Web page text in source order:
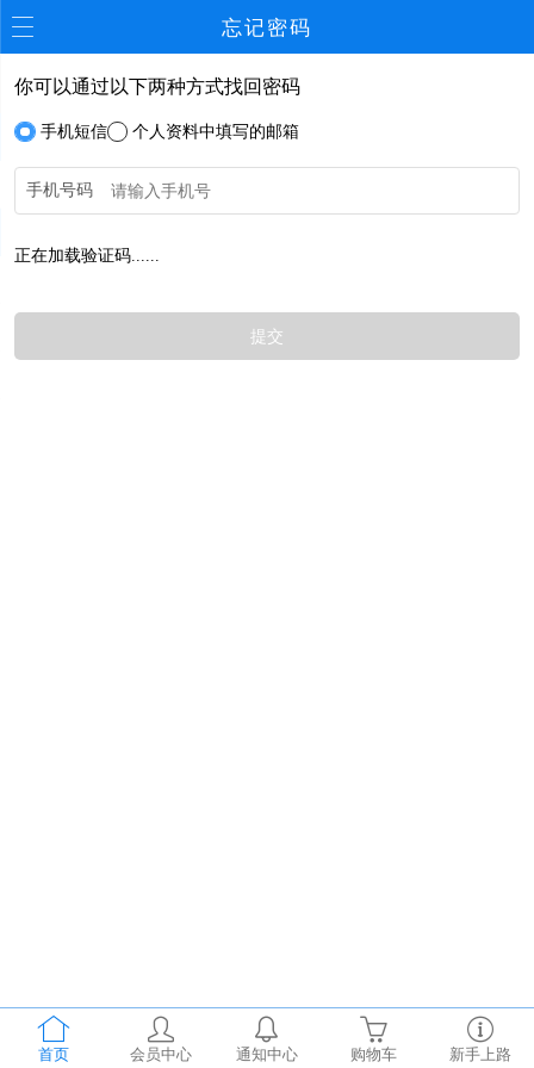
忘记密码
你可以通过以下两种方式找回密码
手机短信 个人资料中填写的邮箱
手机号码
正在加载验证码......
提交
首页 会员中心 通知中心 购物车 新手上路